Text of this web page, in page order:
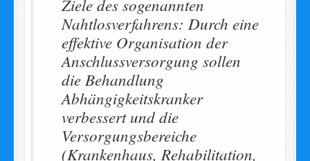
Ziele des sogenannten
Nahtlosverfahrens: Durch eine
effektive Organisation der
Anschlussversorgung sollen
die Behandlung
Abhängigkeitskranker
verbessert und die
Versorgungsbereiche
(Krankenhaus, Rehabilitation,